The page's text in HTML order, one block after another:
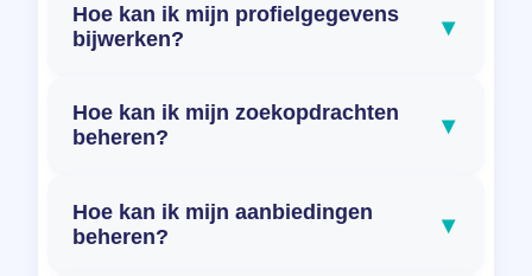
Hoe kan ik mijn profielgegevens
bijwerken?
▾
Hoe kan ik mijn zoekopdrachten
beheren?
▾
Hoe kan ik mijn aanbiedingen
beheren?
▾